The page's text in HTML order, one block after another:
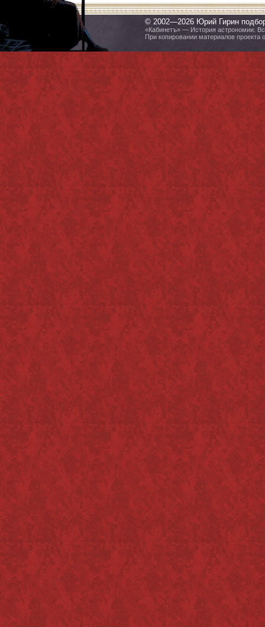
© 2002—2026 Юрий Гирин
«Кабинетъ» — История астрономии.
При копировании материалов проекта